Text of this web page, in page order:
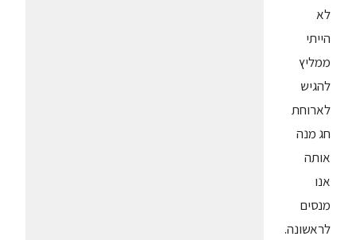
לא
הייתי
ממליץ
להגיש
לארוחת
חג מנה
אותה
אנו
מנסים
לראשונה.